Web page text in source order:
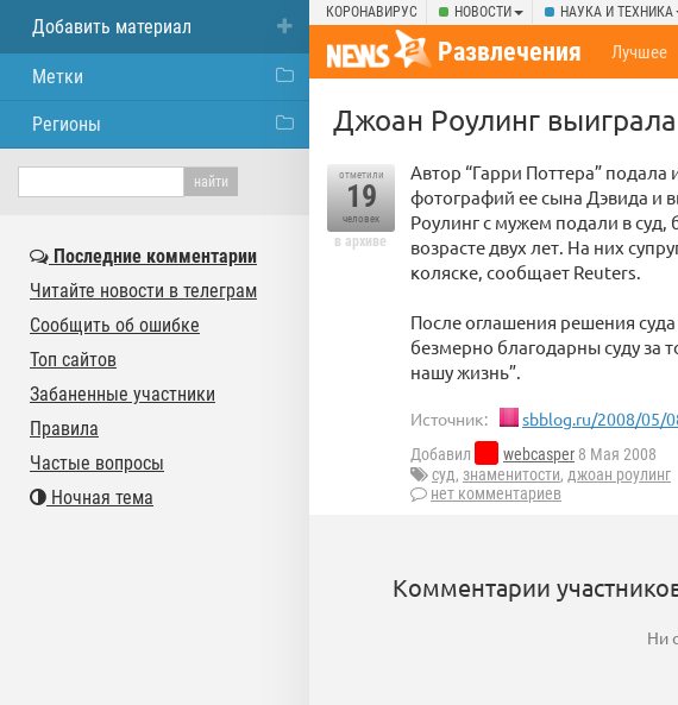
КОРОНАВИРУС НОВОСТИ НАУКА И ТЕХНИКА
Развлечения Лучшее
Джоан Роулинг выиграла
отметили
19
человек
в архиве
Автор “Гарри Поттера”
фотографий ее сына Дэвида и
Роулинг с мужем подали в суд,
возрасте двух лет. На них
коляске, сообщает Reuters.
После оглашения решения
безмерно благодарны суду за
нашу жизнь”.
Источник: sbblog.ru/2008/05/
Добавил webcasper 8 Мая 2008
суд, знаменитости, джоан роулинг
нет комментариев
Комментарии
Ни
Добавить материал
Метки
Регионы
Последние комментарии
Читайте новости в телеграм
Сообщить об ошибке
Топ сайтов
Забаненные участники
Правила
Частые вопросы
Ночная тема